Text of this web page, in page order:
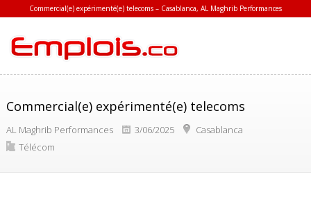
Commercial(e) expérimenté(e) telecoms – Casablanca, AL Maghrib Performances
Commercial(e) expérimenté(e) telecoms
AL Maghrib Performances 3/06/2025
Casablanca
Télécom